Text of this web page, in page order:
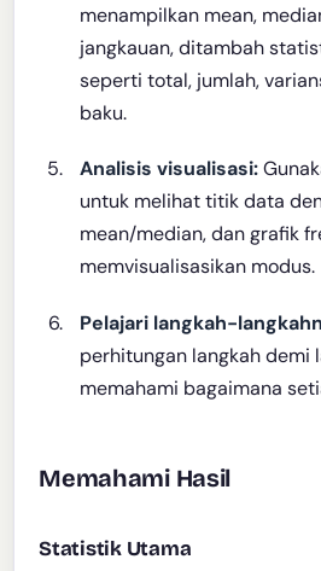
menampilkan mean,
jangkauan, ditambah
seperti total, jumlah,
baku.
Analisis visualisasi:
untuk melihat titik data
mean/median, dan grafik
memvisualisasikan modus.
Pelajari langkah-
perhitungan langkah demi
memahami bagaimana
Memahami Hasil
Statistik Utama